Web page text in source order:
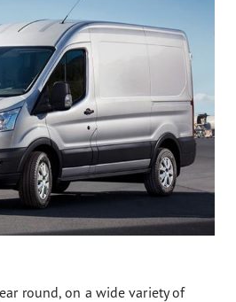
round, on a wide variety of